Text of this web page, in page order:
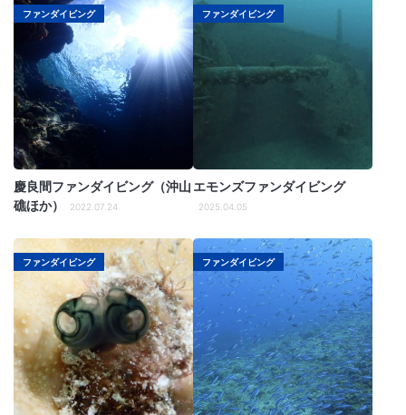
ファンダイビング
慶良間ファンダイビング（沖山
礁ほか）
2022.07.24
ファンダイビング
エモンズファンダイビング
2025.04.05
ファンダイビング ファンダイビング